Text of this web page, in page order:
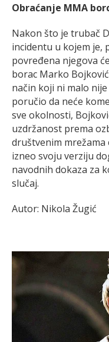
Obraćanje MMA
Nakon što je trubač
incidentu u kojem je,
povređena njegova
borac Marko
način koji ni malo
poručio da neće
sve okolnosti,
uzdržanost prema
društvenim
izneo svoju verziju
navodnih dokaza za
slučaj.
Autor: Nikola Žugić